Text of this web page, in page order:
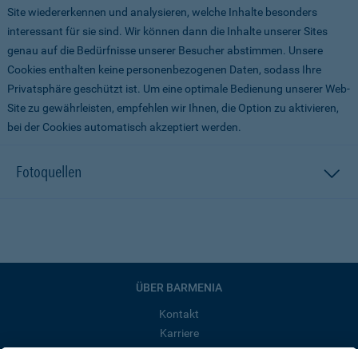
Site wiedererkennen und analysieren, welche Inhalte besonders
interessant für sie sind. Wir können dann die Inhalte unserer Sites
genau auf die Bedürfnisse unserer Besucher abstimmen. Unsere
Cookies enthalten keine personenbezogenen Daten, sodass Ihre
Privatsphäre geschützt ist. Um eine optimale Bedienung unserer Web-
Site zu gewährleisten, empfehlen wir Ihnen, die Option zu aktivieren,
bei der Cookies automatisch akzeptiert werden.
Fotoquellen
ÜBER BARMENIA
Kontakt
Karriere